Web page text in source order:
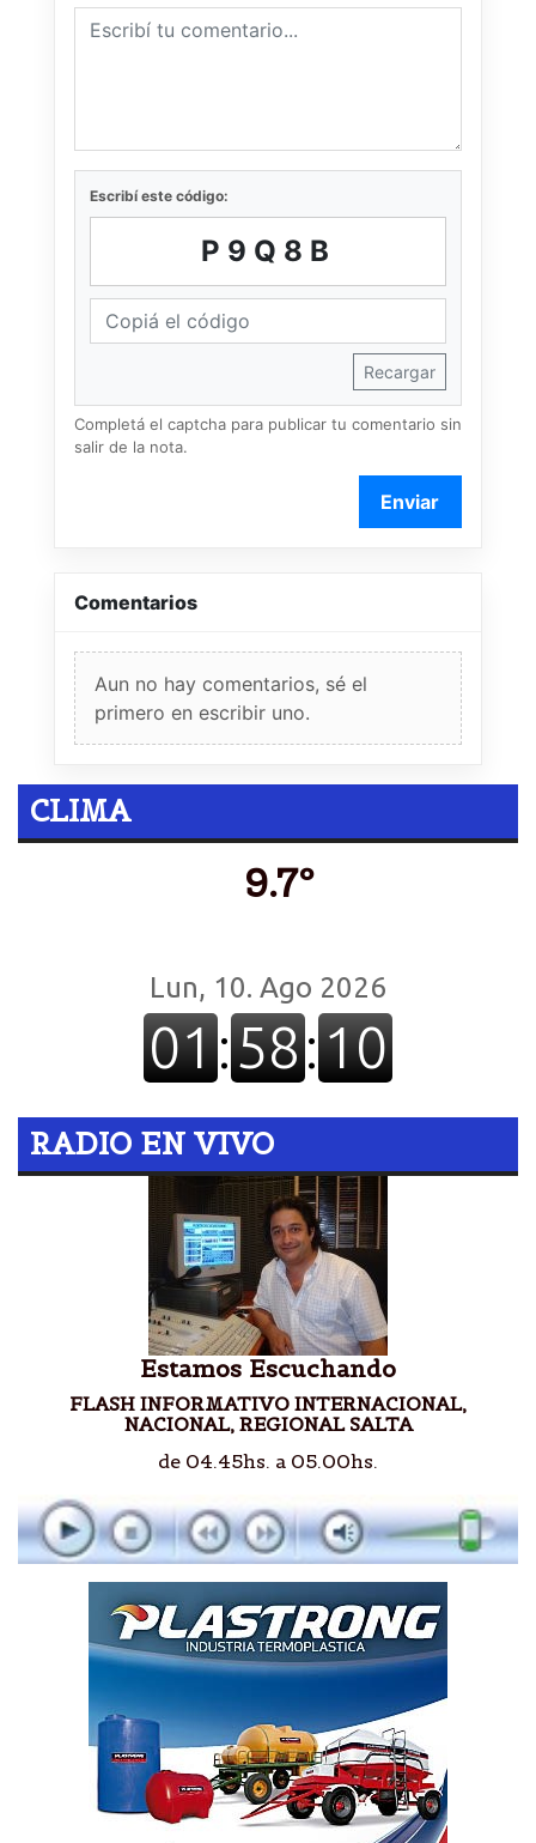
Escribí este código:
P9Q8B
Recargar
Completá el captcha para publicar tu comentario sin
salir de la nota.
Enviar
Comentarios
Aun no hay comentarios, sé el
primero en escribir uno.
CLIMA
9.7º
RADIO EN VIVO
Estamos Escuchando
FLASH INFORMATIVO INTERNACIONAL,
NACIONAL, REGIONAL SALTA
de 04.45hs. a 05.00hs.